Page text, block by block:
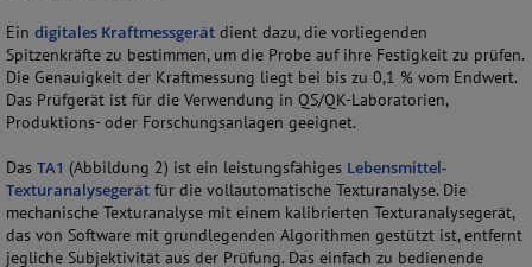
Ein digitales Kraftmessgerät dient dazu, die vorliegenden
Spitzenkräfte zu bestimmen, um die Probe auf ihre Festigkeit zu prüfen.
Die Genauigkeit der Kraftmessung liegt bei bis zu 0,1 % vom Endwert.
Das Prüfgerät ist für die Verwendung in QS/QK-Laboratorien,
Produktions- oder Forschungsanlagen geeignet.
Das TA1 (Abbildung 2) ist ein leistungsfähiges Lebensmittel-
Texturanalysegerät für die vollautomatische Texturanalyse. Die
mechanische Texturanalyse mit einem kalibrierten Texturanalysegerät,
das von Software mit grundlegenden Algorithmen gestützt ist, entfernt
jegliche Subjektivität aus der Prüfung. Das einfach zu bedienende